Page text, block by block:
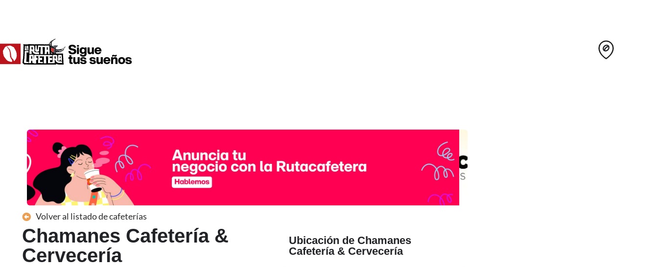
Volver al listado de cafeterías
Chamanes Cafetería &
Cervecería
Ubicación de Chamanes
Cafetería & Cervecería